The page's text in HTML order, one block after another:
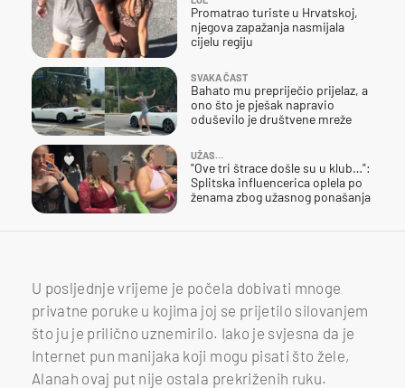
Promatrao turiste u Hrvatskoj,
njegova zapažanja nasmijala
cijelu regiju
SVAKA ČAST
Bahato mu prepriječio prijelaz, a
ono što je pješak napravio
oduševilo je društvene mreže
UŽAS…
"Ove tri štrace došle su u klub…":
Splitska influencerica oplela po
ženama zbog užasnog ponašanja
U posljednje vrijeme je počela dobivati mnoge
privatne poruke u kojima joj se prijetilo silovanjem
što ju je prilično uznemirilo. Iako je svjesna da je
Internet pun manijaka koji mogu pisati što žele,
Alanah ovaj put nije ostala prekriženih ruku.